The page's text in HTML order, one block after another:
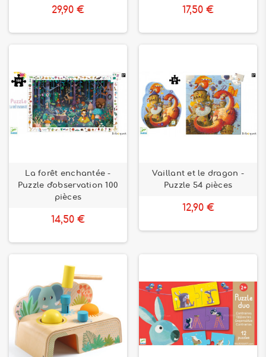
29,90 € 17,50 €
La forêt enchantée -
Puzzle d'observation 100
pièces
14,50 €
Vaillant et le dragon -
Puzzle 54 pièces
12,90 €